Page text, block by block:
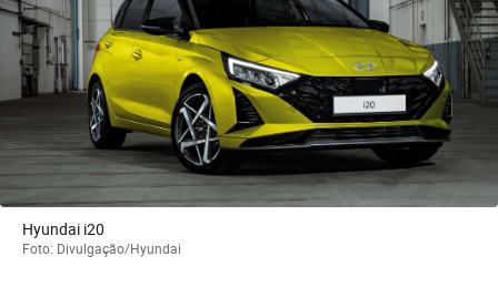
Hyundai i20
Foto: Divulgação/Hyundai